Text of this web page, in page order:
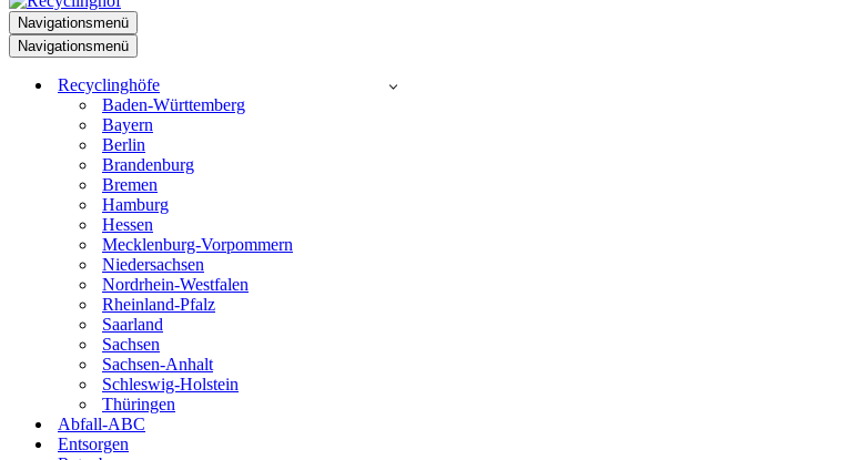
Navigationsmenü
Navigationsmenü
Recyclinghöfe
Baden-Württemberg
Bayern
Berlin
Brandenburg
Bremen
Hamburg
Hessen
Mecklenburg-Vorpommern
Niedersachsen
Nordrhein-Westfalen
Rheinland-Pfalz
Saarland
Sachsen
Sachsen-Anhalt
Schleswig-Holstein
Thüringen
Abfall-ABC
Entsorgen